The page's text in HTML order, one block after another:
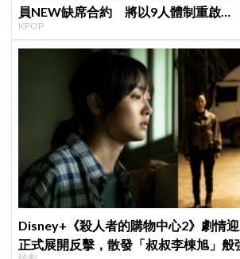
員NEW缺席合約 將以9人體制重啟新
篇章
KPOP
Disney+《殺人者的購物中心2》劇情
正式展開反擊，散發「叔叔李棟旭」般